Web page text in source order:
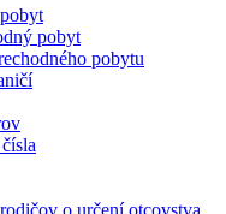
pobyt
pobytu
o určení otcovstva